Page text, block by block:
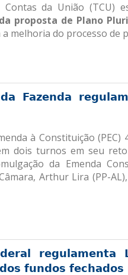
da União (TCU)
proposta de Plano
melhoria do processo de
Fazenda
à Constituição
dois turnos em seu
da Emenda
Arthur Lira (PP-
fundos fechados